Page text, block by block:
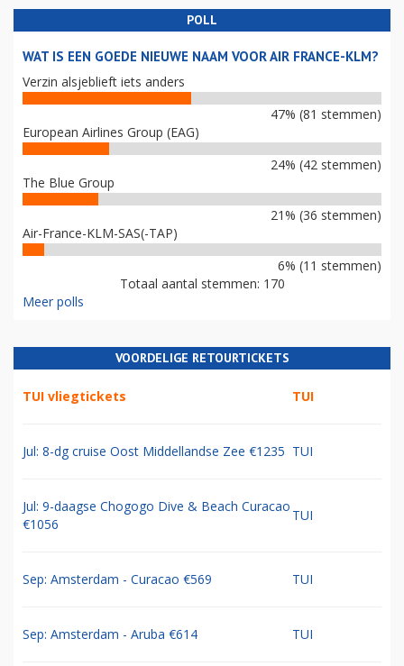
POLL
WAT IS EEN GOEDE NIEUWE NAAM VOOR AIR FRANCE-KLM?
Verzin alsjeblieft iets anders
47% (81 stemmen)
European Airlines Group (EAG)
24% (42 stemmen)
The Blue Group
21% (36 stemmen)
Air-France-KLM-SAS(-TAP)
6% (11 stemmen)
Totaal aantal stemmen: 170
Meer polls
VOORDELIGE RETOURTICKETS
TUI vliegtickets TUI
Jul: 8-dg cruise Oost Middellandse Zee €1235 TUI
Jul: 9-daagse Chogogo Dive & Beach Curacao
€1056
TUI
Sep: Amsterdam - Curacao €569 TUI
Sep: Amsterdam - Aruba €614 TUI